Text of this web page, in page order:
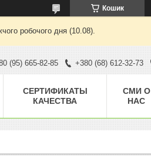
Кошик
робочого дня (10.08).
(95) 665-82-85 +380 (68) 612-32-73
CЕРТИФИКАТЫ
КАЧЕСТВА
СМИ О
НАС